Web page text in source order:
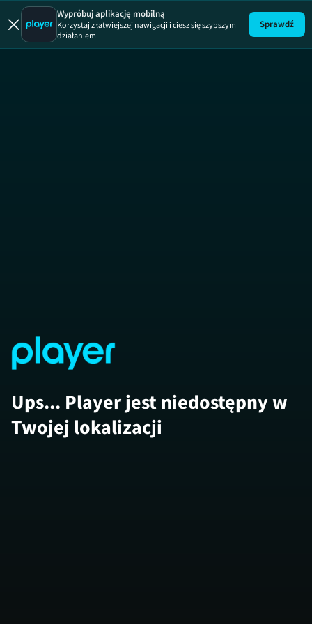
Wyburzacze
Wypróbuj aplikację mobilną
Korzystaj z łatwiejszej nawigacji i ciesz się szybszym
działaniem
Sprawdź
Ups... Player jest niedostępny w
Twojej lokalizacji